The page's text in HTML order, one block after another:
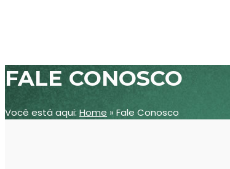
FALE CONOSCO
Você está aqui: Home » Fale Conosco